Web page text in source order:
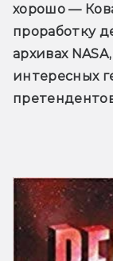
хорошо —
проработку
архивах
интересных